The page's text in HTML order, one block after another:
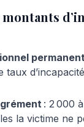
taux
: 2 000
la victime ne